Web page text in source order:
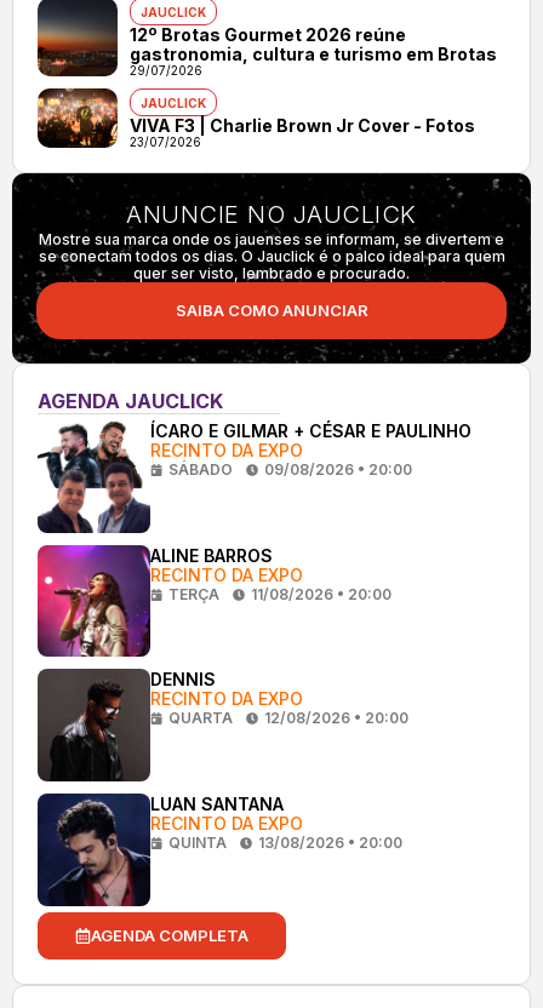
JAUCLICK
12º Brotas Gourmet 2026 reúne
gastronomia, cultura e turismo em Brotas
29/07/2026
JAUCLICK
VIVA F3 | Charlie Brown Jr Cover - Fotos
23/07/2026
ANUNCIE NO JAUCLICK
Mostre sua marca onde os jauenses se informam, se divertem e
se conectam todos os dias. O Jauclick é o palco ideal para quem
quer ser visto, lembrado e procurado.
SAIBA COMO ANUNCIAR
AGENDA JAUCLICK
ÍCARO E GILMAR + CÉSAR E PAULINHO
RECINTO DA EXPO
SÁBADO 09/08/2026 • 20:00
ALINE BARROS
RECINTO DA EXPO
TERÇA 11/08/2026 • 20:00
DENNIS
RECINTO DA EXPO
QUARTA 12/08/2026 • 20:00
LUAN SANTANA
RECINTO DA EXPO
QUINTA 13/08/2026 • 20:00
AGENDA COMPLETA